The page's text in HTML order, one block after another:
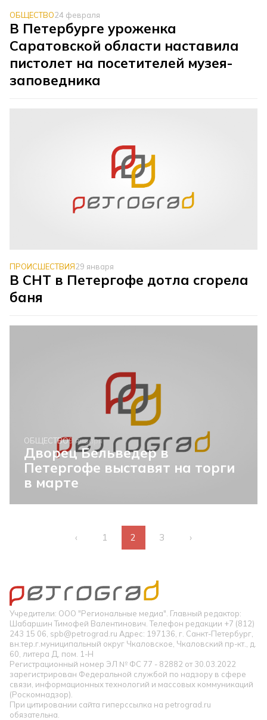
ОБЩЕСТВО24 февраля
В Петербурге уроженка
Саратовской области наставила
пистолет на посетителей музея-
заповедника
ПРОИСШЕСТВИЯ29 января
В СНТ в Петергофе дотла сгорела
баня
ОБЩЕСТВО9 января
Дворец Бельведер в
Петергофе выставят на торги
в марте
‹ 1 2 3 ›
Учредители: ООО "Региональные медиа". Главный редактор:
Шабаршин Тимофей Валентинович. Телефон редакции +7 (812)
243 15 06, spb@petrograd.ru Адрес: 197136, г. Санкт-Петербург,
вн.тер.г.муниципальный округ Чкаловское, Чкаловский пр-кт., д.
60, литера Д, пом. 1-Н
Регистрационный номер ЭЛ № ФС 77 - 82882 от 30.03.2022
зарегистрирован Федеральной службой по надзору в сфере
связи, информационных технологий и массовых коммуникаций
(Роскомнадзор).
При цитировании сайта гиперссылка на petrograd.ru
обязательна.